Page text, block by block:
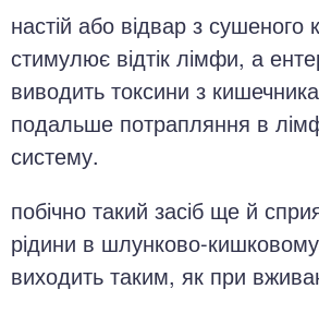
настій або відвар з сушеного
стимулює відтік лімфи, а
виводить токсини з
подальше потрапляння в
систему.
побічно такий засіб ще й
рідини в шлунково-кишковому
виходить таким, як при